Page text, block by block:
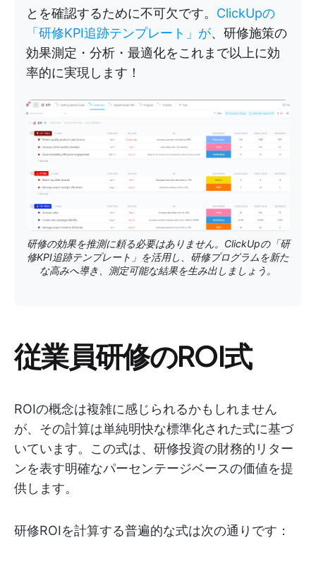
とを確認するために不可欠です。 ClickUpの
「研修KPI追跡テンプレート」が、研修施策の
効果測定・分析・最適化をこれまで以上に効
率的に実現します！
研修の効果を推測に頼る必要はありません。ClickUpの「研
修KPI追跡テンプレート」を活用し、研修プログラムを新た
な高みへ導き、測定可能な結果を生み出しましょう。
従業員研修のROI式
ROIの概念は複雑に感じられるかもしれません
が、その計算は単純明快な標準化された式に基づ
いています。この式は、研修投資の財務的リター
ンを表す明確なパーセンテージベースの価値を提
供します。
研修ROIを計算する普遍的な式は次の通りです：